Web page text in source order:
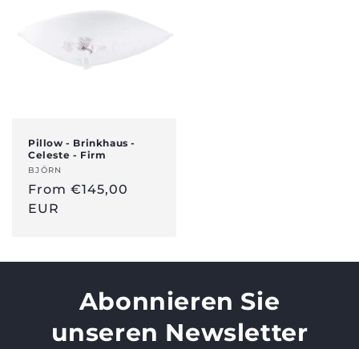
Pillow - Brinkhaus -
Celeste - Firm
Anbieter:
BJÖRN
Regular
price
From €145,00
EUR
Abonnieren Sie
unseren Newsletter